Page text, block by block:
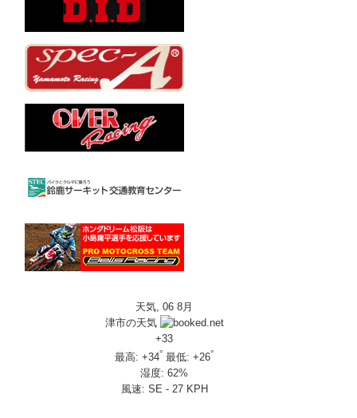
天気, 06 8月
津市の天気
+33
最高:+34° 最低:+26°
湿度:62%
風速: SE - 27 KPH